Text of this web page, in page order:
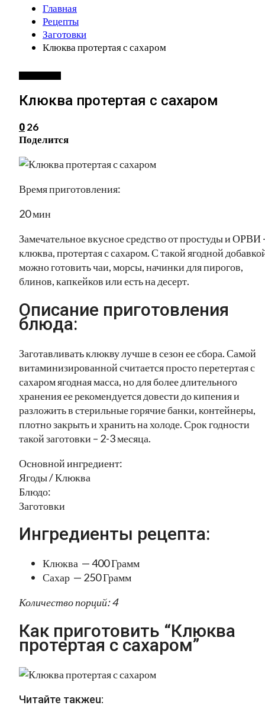
Главная
Рецепты
Заготовки
Клюква протертая с сахаром
Клюква протертая с сахаром
0 26
Поделится
Время приготовления:
20 мин
Замечательное вкусное средство от простуды и ОРВИ
клюква, протертая с сахаром. С такой ягодной
можно готовить чаи, морсы, начинки для пирогов,
блинов, капкейков или есть на десерт.
Описание приготовления
блюда:
Заготавливать клюкву лучше в сезон ее сбора. Самой
витаминизированной считается просто перетертая с
сахаром ягодная масса, но для более длительного
хранения ее рекомендуется довести до кипения и
разложить в стерильные горячие банки, контейнеры,
плотно закрыть и хранить на холоде. Срок годности
такой заготовки – 2-3 месяца.
Основной ингредиент:
Ягоды / Клюква
Блюдо:
Заготовки
Ингредиенты рецепта:
Клюква — 400 Грамм
Сахар — 250 Грамм
Количество порций: 4
Как приготовить “Клюква
протертая с сахаром”
Читайте такжеu: